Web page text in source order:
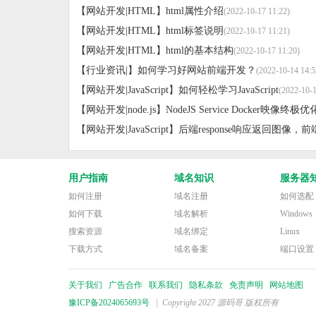
【网站开发|HTML】 html属性介绍(2022-10-17 11:22)
【网站开发|HTML】 html标签说明(2022-10-17 11:21)
【网站开发|HTML】 html的基本结构(2022-10-17 11:20)
【行业资讯|】 如何学习好网站前端开发？ (2022-10-14
【网站开发|JavaScript】 如何轻松学习JavaScript(2022-10-
【网站开发|node.js】 NodeJS Service Docker映像终极优
【网站开发|JavaScript】 后端response响应返回图像，
用户指南
如何注册
如何下载
搜索资源
下载方式
域名知识
域名注册
域名解析
域名绑定
域名备案
服务器
如何选配
Windows
Linux
端口设置
关于我们 广告合作 联系我们 隐私条款 免责声明
网站地图
豫ICP备2024065693号
| Copyright 2027 源码哥 版权所有